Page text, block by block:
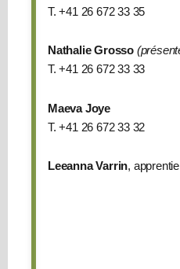
33
Administratrice
Laurence
Esseiva
+41
T. +41 26 672 33 35
Nathalie Grosso
T. +41 26 672 33 33
Maeva Joye
T. +41 26 672 33 32
Leeanna Varrin,